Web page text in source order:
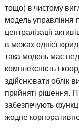
тощо) в чистому
модель управління
централізації
в межах однієї
така модель має
комплексність і
здійснювати облік
прийняті рішення.
забезпечують
жодне